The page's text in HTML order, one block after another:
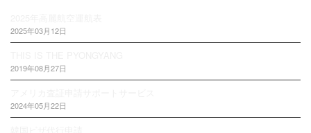
2025年03月12日
2019年08月27日
2024年05月22日